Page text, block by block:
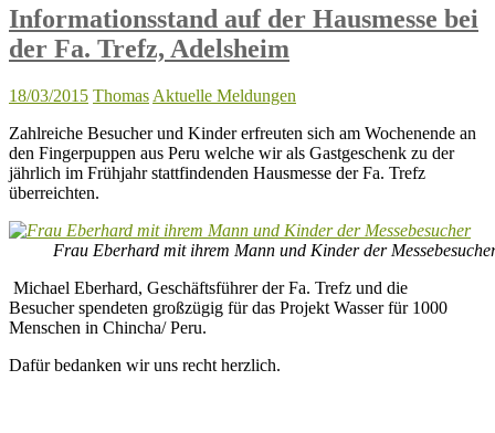
Informationsstand auf der Hausmesse bei
der Fa. Trefz, Adelsheim
18/03/2015 Thomas Aktuelle Meldungen
Zahlreiche Besucher und Kinder erfreuten sich am Wochenende an
den Fingerpuppen aus Peru welche wir als Gastgeschenk zu der
jährlich im Frühjahr stattfindenden Hausmesse der Fa. Trefz
überreichten.
Frau Eberhard mit ihrem Mann und Kinder der
Michael Eberhard, Geschäftsführer der Fa. Trefz und die
Besucher spendeten großzügig für das Projekt Wasser für 1000
Menschen in Chincha/ Peru.
Dafür bedanken wir uns recht herzlich.